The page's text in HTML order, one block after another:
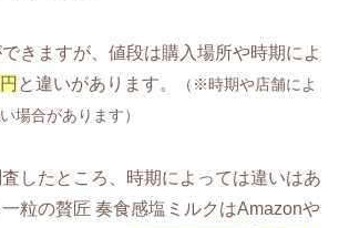
きますが、値段は購入場所や時期によ
と違いがあります。
（※時期や店舗によ
場合があります）
したところ、時期によっては違いはあ
粒の贅匠 奏食感塩ミルクはAmazonや